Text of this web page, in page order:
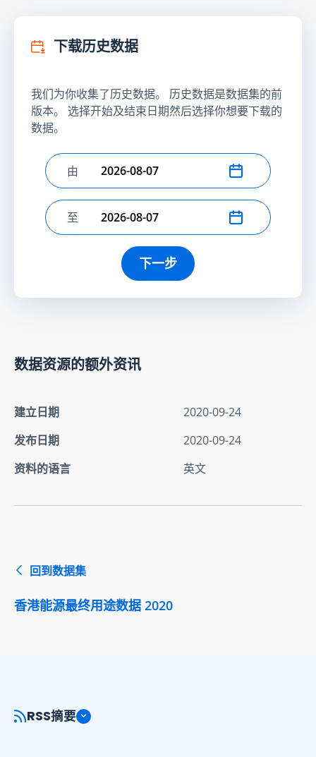
下载历史数据
我们为你收集了历史数据。 历史数据是数据集的前
版本。 选择开始及结束日期然后选择你想要下载的
数据。
选择开始日期
由
选择结束日期
至
下一步
数据资源的额外资讯
建立日期
2020-09-24
发布日期
2020-09-24
资料的语言
英文
回到数据集
香港能源最终用途数据 2020
RSS摘要